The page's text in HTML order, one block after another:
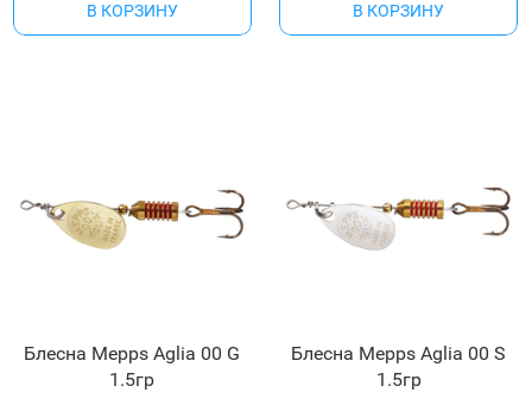
В КОРЗИНУ В КОРЗИНУ
Блесна Mepps Aglia 00 G
1.5гр
Блесна Mepps Aglia 00 S
1.5гр